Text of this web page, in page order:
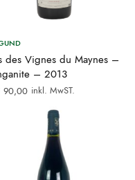
des Vignes du Maynes –
– 2013
90,00 inkl. MwST.